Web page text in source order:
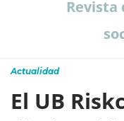
Actualidad
El UB